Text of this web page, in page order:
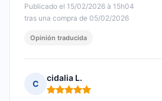
Publicado el 15/02/2026 à 15h04
tras una compra de 05/02/2026
Opinión traducida
C
cidalia L.
Nota: 5 de 5